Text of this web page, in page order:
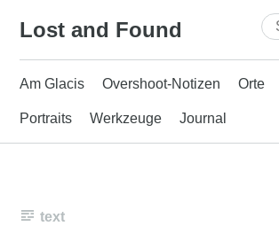
Lost and Found
Am Glacis Overshoot-Notizen Orte
Portraits Werkzeuge Journal
text